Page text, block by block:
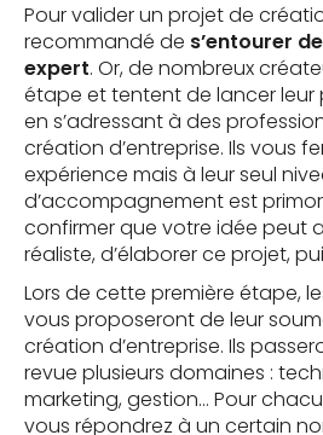
Pour valider un projet de
recommandé de s’entourer
expert. Or, de nombreux
étape et tentent de lancer leur
en s’adressant à des
création d’entreprise. Ils vous
expérience mais à leur seul
d’accompagnement est
confirmer que votre idée peut
réaliste, d’élaborer ce projet,
Lors de cette première étape,
vous proposeront de leur
création d’entreprise. Ils
revue plusieurs domaines :
marketing, gestion… Pour
vous répondrez à un certain